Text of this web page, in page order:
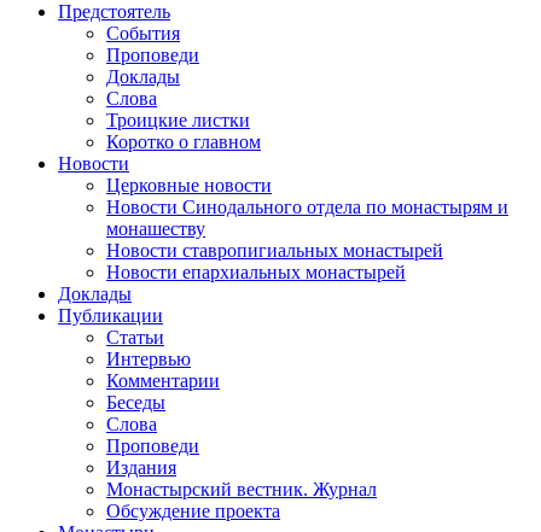
Предстоятель
События
Проповеди
Доклады
Слова
Троицкие листки
Коротко о главном
Новости
Церковные новости
Новости Синодального отдела по монастырям и
монашеству
Новости ставропигиальных монастырей
Новости епархиальных монастырей
Доклады
Публикации
Статьи
Интервью
Комментарии
Беседы
Слова
Проповеди
Издания
Монастырский вестник. Журнал
Обсуждение проекта